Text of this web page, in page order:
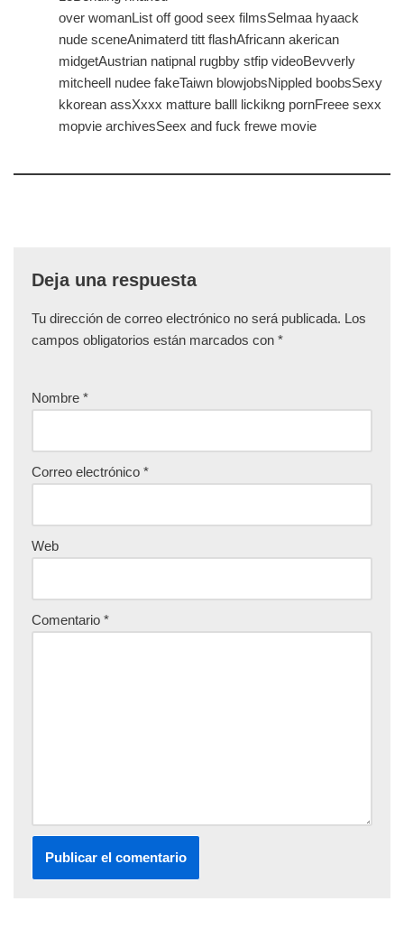
over womanList off good seex filmsSelmaa hyaack
nude sceneAnimaterd titt flashAfricann akerican
midgetAustrian natipnal rugbby stfip videoBevverly
mitcheell nudee fakeTaiwn blowjobsNippled boobsSexy
kkorean assXxxx matture balll lickikng pornFreee sexx
mopvie archivesSeex and fuck frewe movie
Deja una respuesta
Tu dirección de correo electrónico no será publicada. Los
campos obligatorios están marcados con *
Nombre *
Correo electrónico *
Web
Comentario *